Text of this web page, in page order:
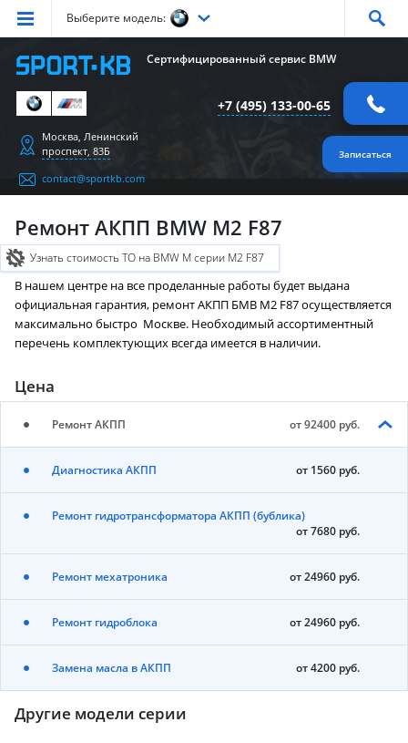
Выберите модель:
Серия Серия Серия
СерияX3
Серия X4 X6 СерияZ4 СерияM
Сертифицированный сервис BMW
+7 (495) 133-00-65
Записаться
Москва, Ленинский
проспект, 83Б
contact@sportkb.com
Ремонт АКПП BMW M2 F87
Узнать стоимость ТО на BMW M серии M2 F87
В нашем центре на все проделанные работы будет выдана
официальная гарантия, ремонт АКПП БМВ M2 F87 осуществляется
максимально быстро Москве. Необходимый ассортиментный
перечень комплектующих всегда имеется в наличии.
Цена
Ремонт АКПП от 92400 руб.
Диагностика АКПП от 1560 руб.
Ремонт гидротрансформатора АКПП (бублика)
от 7680 руб.
Ремонт мехатроника от 24960 руб.
Ремонт гидроблока от 24960 руб.
Замена масла в АКПП от 4200 руб.
Другие модели серии